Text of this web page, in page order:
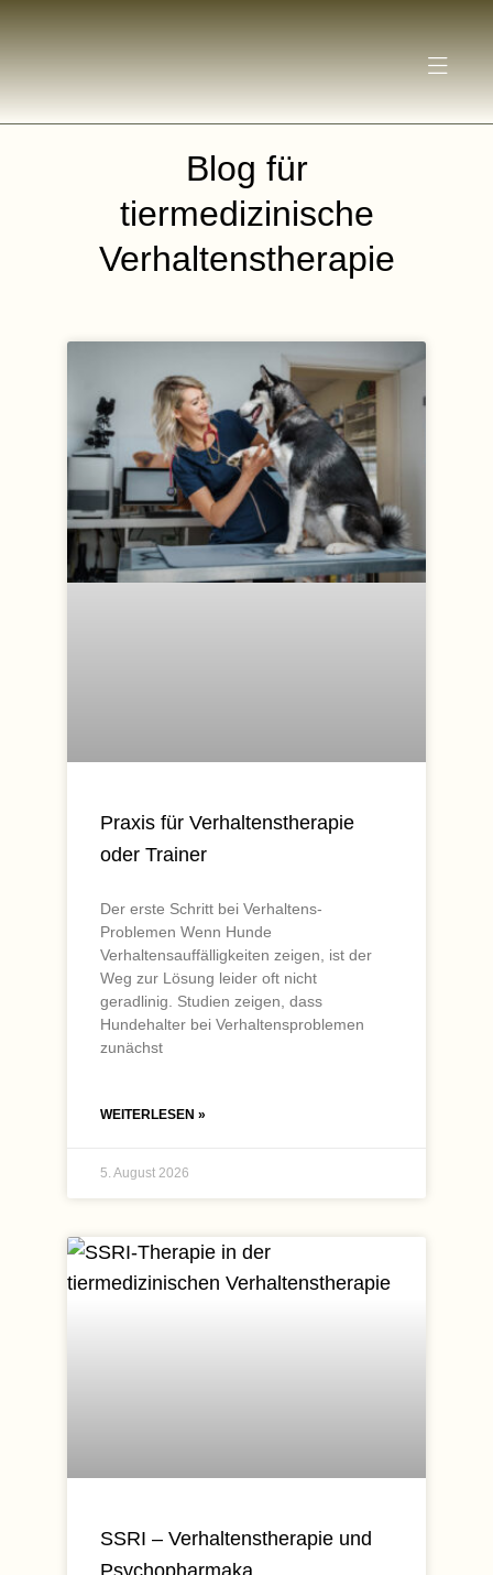
Blog für
tiermedizinische
Verhaltenstherapie
Praxis für Verhaltenstherapie
oder Trainer
Der erste Schritt bei Verhaltens-
Problemen Wenn Hunde
Verhaltensauffälligkeiten zeigen, ist der
Weg zur Lösung leider oft nicht
geradlinig. Studien zeigen, dass
Hundehalter bei Verhaltensproblemen
zunächst
WEITERLESEN »
5. August 2026
SSRI – Verhaltenstherapie und